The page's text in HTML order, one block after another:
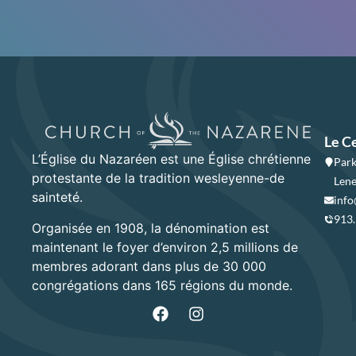
L’Église du Nazaréen est une Église chrétienne
protestante de la tradition wesleyenne-de
sainteté.
Organisée en 1908, la dénomination est
maintenant le foyer d’environ 2,5 millions de
membres adorant dans plus de 30 000
congrégations dans 165 régions du monde.
Le